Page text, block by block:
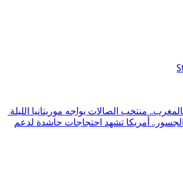
منتخب الصالات يواجه موريتانيا الليلة
أمريكا تشهد احتجاجات حاشدة لدعم